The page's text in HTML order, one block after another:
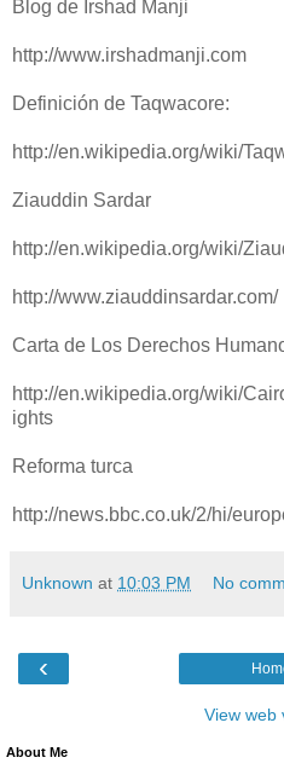
Blog de Irshad Manji
http://www.irshadmanji.com
Definición de Taqwacore:
http://en.wikipedia.org/wiki/
Ziauddin Sardar
http://en.wikipedia.org/wiki/
http://www.ziauddinsardar.com/
Carta de Los Derechos
http://en.wikipedia.org/wiki/
ights
Reforma turca
http://news.bbc.co.uk/2/hi/
Unknown at 10:03 PM No
‹
View web
About Me